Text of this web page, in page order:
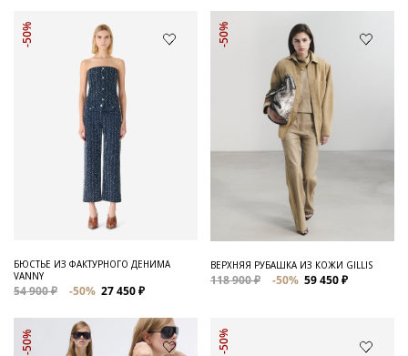
-50%
БЮСТЬЕ ИЗ ФАКТУРНОГО ДЕНИМА
VANNY
54 900 ₽ -50% 27 450 ₽
-50%
ВЕРХНЯЯ РУБАШКА ИЗ КОЖИ GILLIS
118 900 ₽ -50% 59 450 ₽
-50% -50%